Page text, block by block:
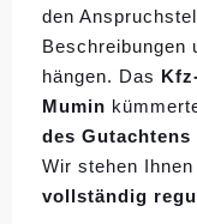
den
Beschreibungen
hängen. Das
Mumin
des Gutachtens
Wir stehen
vollständig